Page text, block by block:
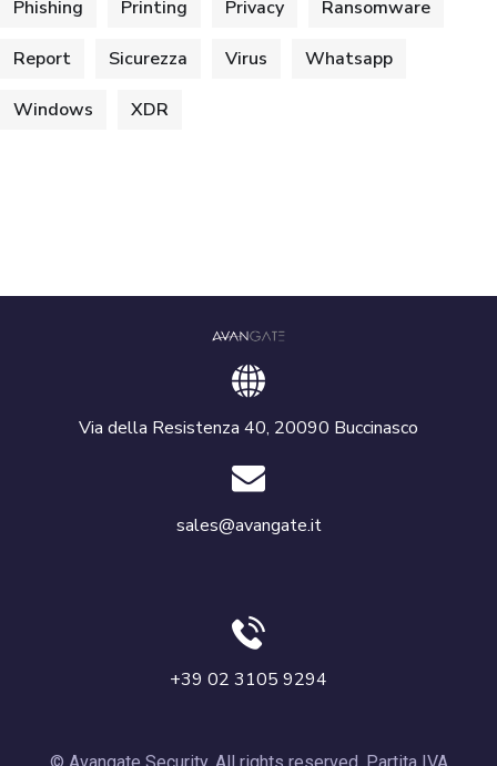
Phishing Printing Privacy Ransomware
Report Sicurezza Virus Whatsapp
Windows XDR
Via della Resistenza 40, 20090 Buccinasco
sales@avangate.it
+39 02 3105 9294